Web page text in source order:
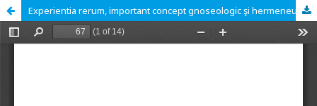
Experientia rerum, important concept gnoseologic şi hermeneutic la Sfântul Ioan Gură de Aur